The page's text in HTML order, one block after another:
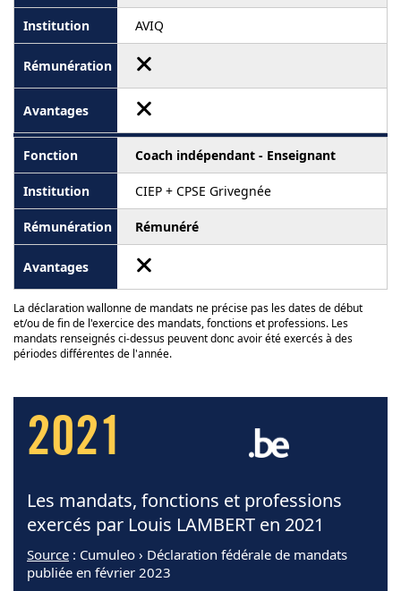
AVIQ
Coach indépendant - Enseignant
CIEP + CPSE Grivegnée
Rémunéré
La déclaration wallonne de mandats ne précise pas les dates de début
et/ou de fin de l'exercice des mandats, fonctions et professions. Les
mandats renseignés ci-dessus peuvent donc avoir été exercés à des
périodes différentes de l'année.
2021
Les mandats, fonctions et professions
exercés par Louis LAMBERT en 2021
Source : Cumuleo › Déclaration fédérale de mandats
publiée en février 2023